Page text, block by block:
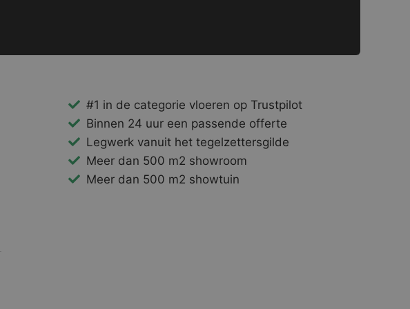
#1 in de categorie vloeren op Trustpilot
Binnen 24 uur een passende offerte
Legwerk vanuit het tegelzettersgilde
Meer dan 500 m2 showroom
Meer dan 500 m2 showtuin